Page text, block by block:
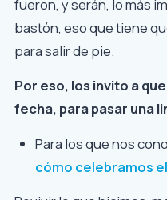
fueron, y serán, lo más
bastón, eso que tiene
para salir de pie.
Por eso, los invito a
fecha, para pasar una
Para los que nos
cómo celebramos